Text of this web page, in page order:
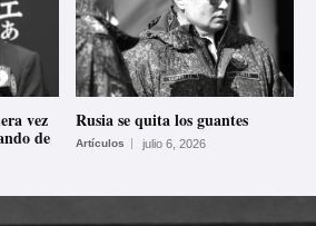
vez
de
Rusia se quita los guantes
Artículos julio 6, 2026